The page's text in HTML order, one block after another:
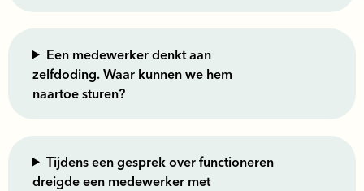
Een medewerker denkt aan
zelfdoding. Waar kunnen we hem
naartoe sturen?
Tijdens een gesprek over functioneren
dreigde een medewerker met